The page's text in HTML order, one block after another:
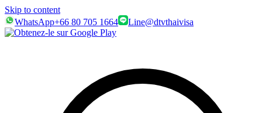
Skip to content
WhatsApp+66 80 705 1664 Line@dtvthaivisa